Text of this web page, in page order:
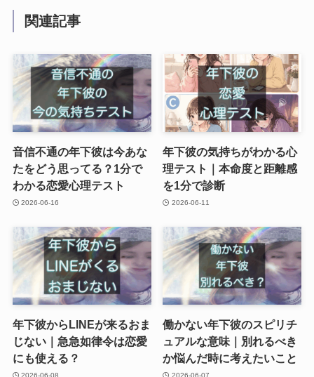
関連記事
音信不通の年下彼は今あな
たをどう思ってる？1分で
わかる恋愛心理テスト
2026-06-16
年下彼の気持ちがわかる心
理テスト｜本命度と距離感
を1分で診断
2026-06-11
年下彼からLINEが来るおま
じない｜急急如律令は恋愛
にも使える？
2026-06-08
働かない年下彼のスピリチ
ュアルな意味｜別れるべき
か悩んだ時に考えたいこと
2026-06-07